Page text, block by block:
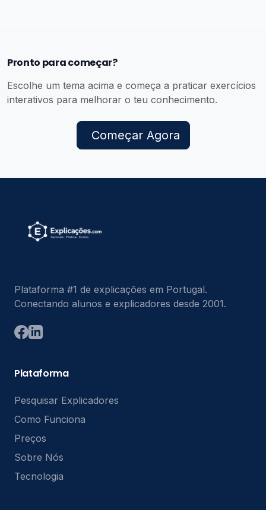
Pronto para começar?
Escolhe um tema acima e começa a praticar exercícios
interativos para melhorar o teu conhecimento.
Começar Agora
Plataforma #1 de explicações em Portugal.
Conectando alunos e explicadores desde 2001.
Plataforma
Pesquisar Explicadores
Como Funciona
Preços
Sobre Nós
Tecnologia